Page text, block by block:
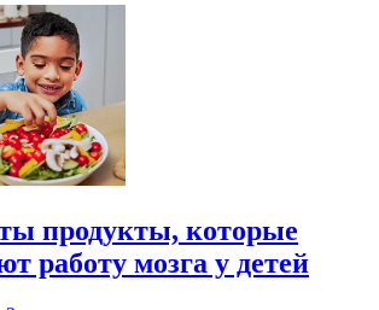
продукты, которые
работу мозга у детей